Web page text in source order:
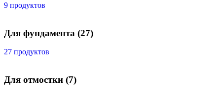
9 продуктов
Для фундамента (27)
27 продуктов
Для отмостки (7)